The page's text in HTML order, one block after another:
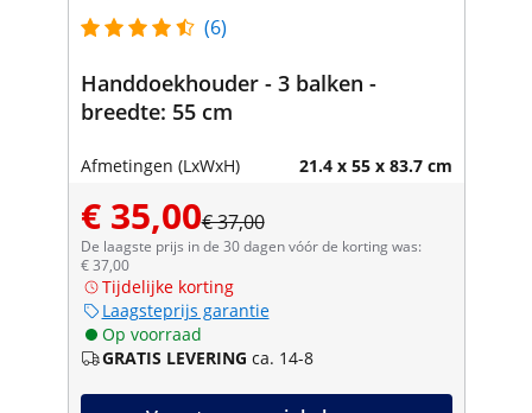
(6)
Handdoekhouder - 3 balken -
breedte: 55 cm
Afmetingen (LxWxH) 21.4 x 55 x 83.7 cm
€ 35,00€ 37,00
De laagste prijs in de 30 dagen vóór de korting was:
€ 37,00
Tijdelijke korting
Laagsteprijs garantie
Op voorraad
GRATIS LEVERING ca. 14-8